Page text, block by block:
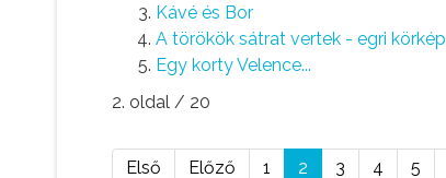
Kávé és Bor
A törökök sátrat vertek - egri körkép
Egy korty Velence...
2. oldal / 20
Első Előző 1 2 3 4 5